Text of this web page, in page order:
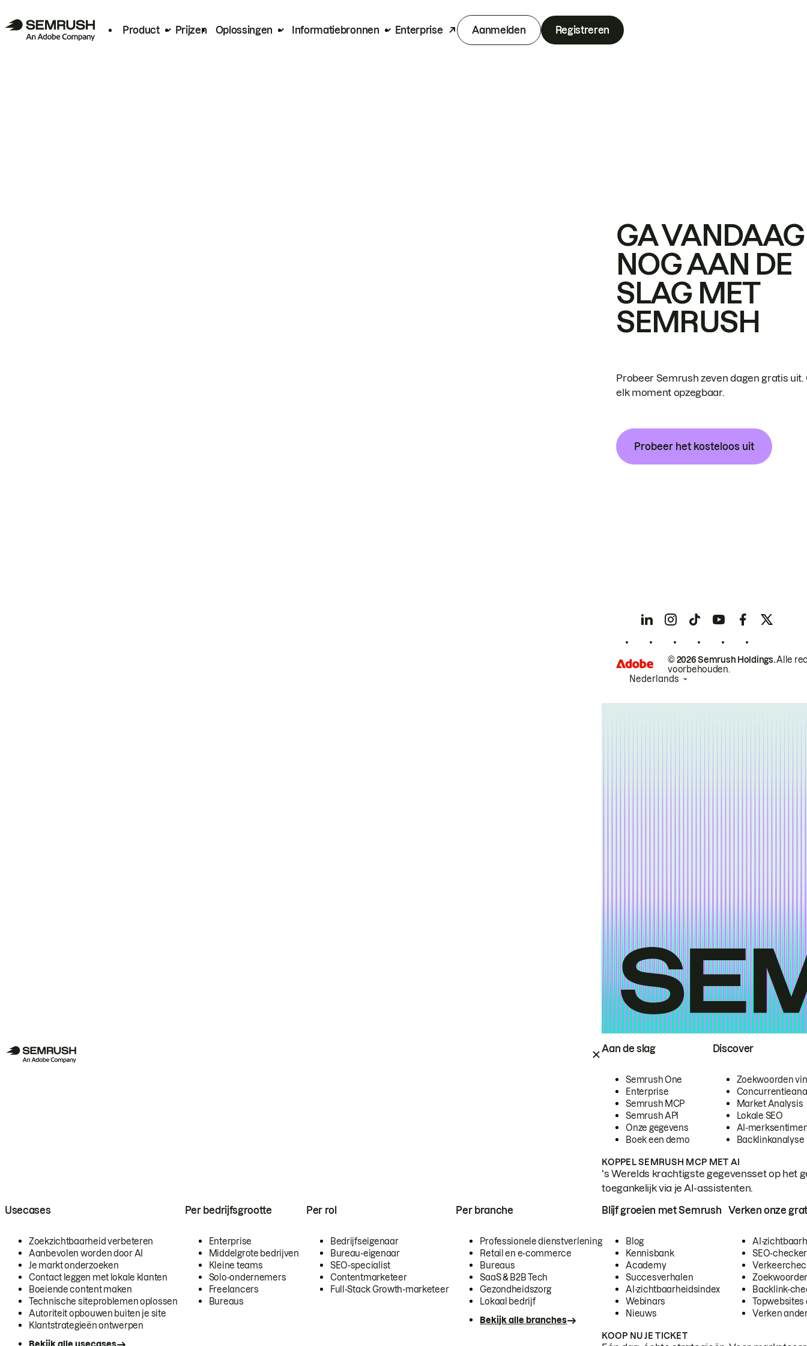
Product Prijzen Oplossingen Informatiebronnen Enterprise Aanmelden Registreren
Aan de slag
Semrush One
Enterprise
Semrush MCP
Semrush API
Onze gegevens
Boek een demo
Discover
Zoekwoorden
Market Analysis
Lokale SEO
AI-
Backlinkanalyse
KOPPEL SEMRUSH MCP MET AI
's Werelds krachtigste gegevensset op het
toegankelijk via je AI-assistenten.
Usecases
Zoekzichtbaarheid verbeteren
Aanbevolen worden door AI
Je markt onderzoeken
Contact leggen met lokale klanten
Boeiende content maken
Technische siteproblemen oplossen
Autoriteit opbouwen buiten je site
Klantstrategieën ontwerpen
Per bedrijfsgrootte
Enterprise
Middelgrote bedrijven
Kleine teams
Solo-ondernemers
Freelancers
Bureaus
Per rol
Bedrijfseigenaar
Bureau-eigenaar
SEO-specialist
Contentmarketeer
Full-Stack Growth-marketeer
Per branche
Professionele dienstverlening
Retail en e-commerce
Bureaus
SaaS & B2B Tech
Gezondheidszorg
Lokaal bedrijf
Bekijk alle branches
Blijf groeien met Semrush
Blog
Kennisbank
Academy
Succesverhalen
AI-zichtbaarheidsindex
Webinars
Nieuws
Verken onze
AI-
SEO-checker
Backlink-
Topwebsites
Verken
KOOP NU JE TICKET
GA VANDAAG
NOG AAN DE
SLAG MET
SEMRUSH
Probeer Semrush zeven dagen gratis uit.
elk moment opzegbaar.
Probeer het kosteloos uit
© 2026 Semrush Holdings.Alle
voorbehouden.
Nederlands